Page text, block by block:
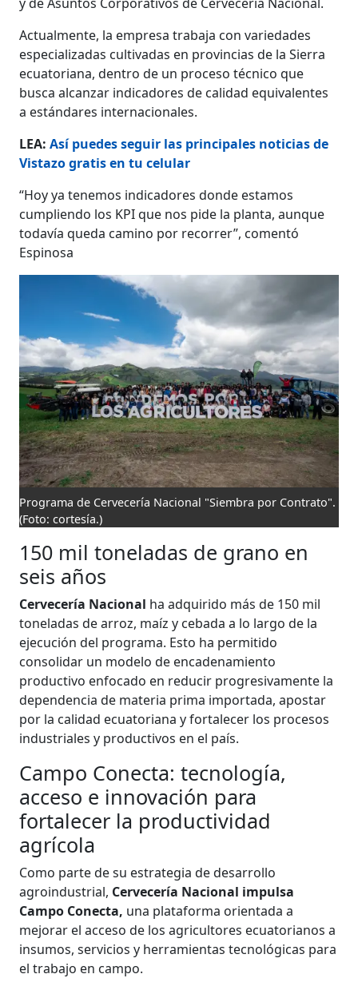
Actualmente, la empresa trabaja con variedades
especializadas cultivadas en provincias de la Sierra
ecuatoriana, dentro de un proceso técnico que
busca alcanzar indicadores de calidad equivalentes
a estándares internacionales.
LEA:Así puedes seguir las principales noticias de
Vistazo gratis en tu celular
“Hoy ya tenemos indicadores donde estamos
cumpliendo los KPI que nos pide la planta, aunque
todavía queda camino por recorrer”, comentó
Espinosa
Programa de Cervecería Nacional "Siembra por Contrato".
(Foto: cortesía.)
150 mil toneladas de grano en
seis años
​​​​​​Cervecería Nacional ha adquirido más de 150 mil
toneladas de arroz, maíz y cebada a lo largo de la
ejecución del programa. Esto ha permitido
consolidar un modelo de encadenamiento
productivo enfocado en reducir progresivamente la
dependencia de materia prima importada, apostar
por la calidad ecuatoriana y fortalecer los procesos
industriales y productivos en el país.
Campo Conecta: tecnología,
acceso e innovación para
fortalecer la productividad
agrícola
​​​​​​Como parte de su estrategia de desarrollo
agroindustrial, Cervecería Nacional impulsa
Campo Conecta, una plataforma orientada a
mejorar el acceso de los agricultores ecuatorianos a
insumos, servicios y herramientas tecnológicas para
el trabajo en campo.